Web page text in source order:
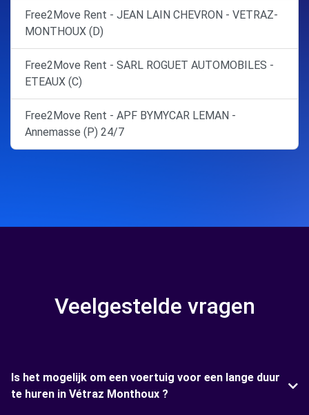
Free2Move Rent - JEAN LAIN CHEVRON - VETRAZ-
MONTHOUX (D)
Free2Move Rent - SARL ROGUET AUTOMOBILES -
ETEAUX (C)
Free2Move Rent - APF BYMYCAR LEMAN -
Annemasse (P) 24/7
Veelgestelde vragen
Is het mogelijk om een voertuig voor een lange duur
te huren in Vétraz Monthoux ?